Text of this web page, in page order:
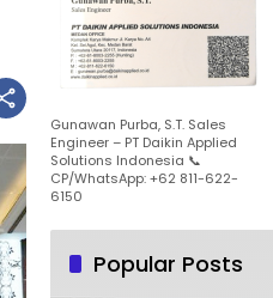
Gunawan Purba, S.T. Sales
Engineer – PT Daikin Applied
Solutions Indonesia 📞
CP/WhatsApp: +62 811-622-
6150
Popular Posts